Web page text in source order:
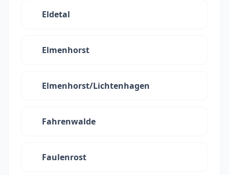
Eldetal
Elmenhorst
Elmenhorst/Lichtenhagen
Fahrenwalde
Faulenrost